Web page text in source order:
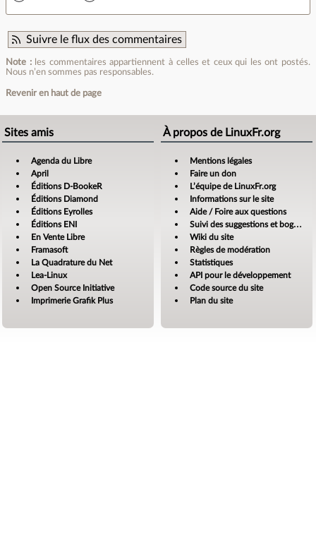
Suivre le flux des commentaires
Note :les commentaires appartiennent à celles et ceux qui les ont postés.
Nous n’en sommes pas responsables.
Revenir en haut de page
Sites amis
Agenda du Libre
April
Éditions D-BookeR
Éditions Diamond
Éditions Eyrolles
Éditions ENI
En Vente Libre
Framasoft
La Quadrature du Net
Lea-Linux
Open Source Initiative
Imprimerie Grafik Plus
À propos de LinuxFr.org
Mentions légales
Faire un don
L’équipe de LinuxFr.org
Informations sur le site
Aide / Foire aux questions
Suivi des suggestions et bogues
Wiki du site
Règles de modération
Statistiques
API pour le développement
Code source du site
Plan du site